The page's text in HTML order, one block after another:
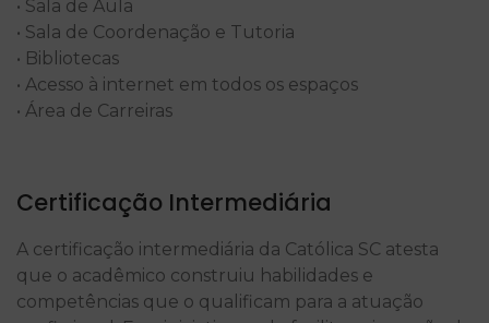
• Sala de Aula
• Sala de Coordenação e Tutoria
• Bibliotecas
• Acesso à internet em todos os espaços
• Área de Carreiras
Certificação Intermediária
A certificação intermediária da Católica SC atesta
que o acadêmico construiu habilidades e
competências que o qualificam para a atuação